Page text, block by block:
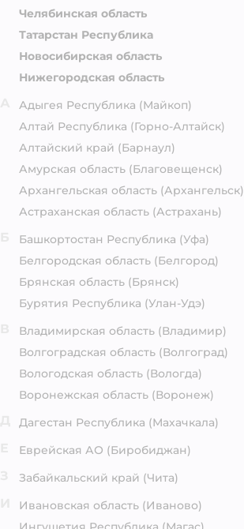
Челябинская область
Татарстан Республика
Новосибирская область
Нижегородская область
Адыгея Республика (Майкоп)
Алтай Республика (Горно-Алтайск)
Алтайский край (Барнаул)
Амурская область (Благовещенск)
Архангельская область (Архангельск)
Астраханская область (Астрахань)
Башкортостан Республика (Уфа)
Белгородская область (Белгород)
Брянская область (Брянск)
Бурятия Республика (Улан-Удэ)
Владимирская область (Владимир)
Волгоградская область (Волгоград)
Вологодская область (Вологда)
Воронежская область (Воронеж)
Дагестан Республика (Махачкала)
Еврейская АО (Биробиджан)
Забайкальский край (Чита)
Ивановская область (Иваново)